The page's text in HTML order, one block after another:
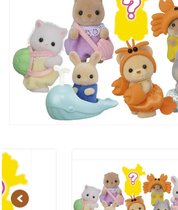
Previous